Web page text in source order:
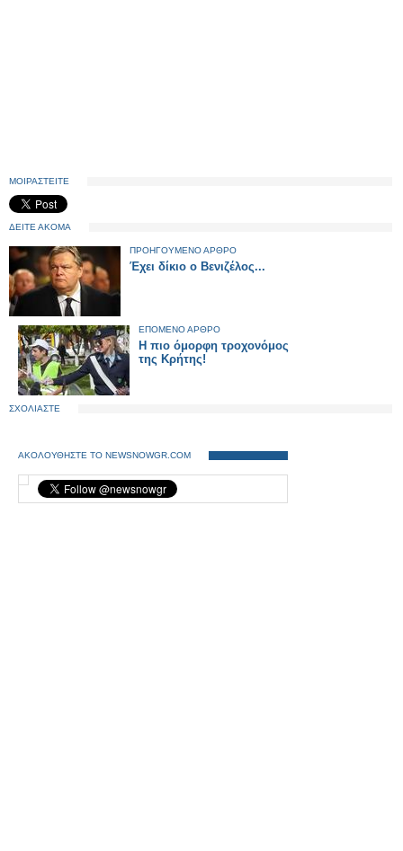
ΜΟΙΡΑΣΤΕΙΤΕ
ΔΕΙΤΕ ΑΚΟΜΑ
ΠΡΟΗΓΟΥΜΕΝΟ ΑΡΘΡΟ
Έχει δίκιο ο Βενιζέλος...
ΕΠΟΜΕΝΟ ΑΡΘΡΟ
Η πιο όμορφη τροχονόμος
της Κρήτης!
ΣΧΟΛΙΑΣΤΕ
ΑΚΟΛΟΥΘΗΣΤΕ ΤΟ NEWSNOWGR.COM